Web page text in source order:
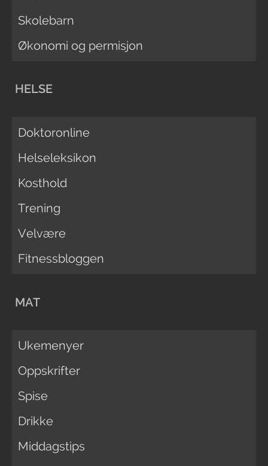
Skolebarn
Økonomi og permisjon
HELSE
Doktoronline
Helseleksikon
Kosthold
Trening
Velvære
Fitnessbloggen
MAT
Ukemenyer
Oppskrifter
Spise
Drikke
Middagstips